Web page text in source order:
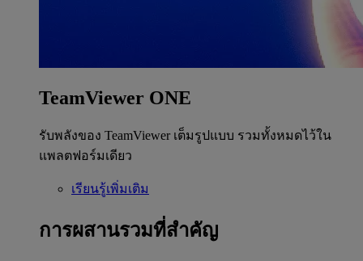
TeamViewer ONE
รับพลังของ TeamViewer เต็มรูปแบบ รวมทั้งหมดไว้ใน
แพลตฟอร์มเดียว
เรียนรู้เพิ่มเติม
การผสานรวมที่สำคัญ